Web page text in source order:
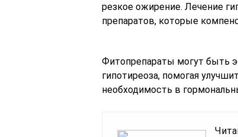
резкое ожирение. Лечение
препаратов, которые
Фитопрепараты могут быть
гипотиреоза, помогая
необходимость в